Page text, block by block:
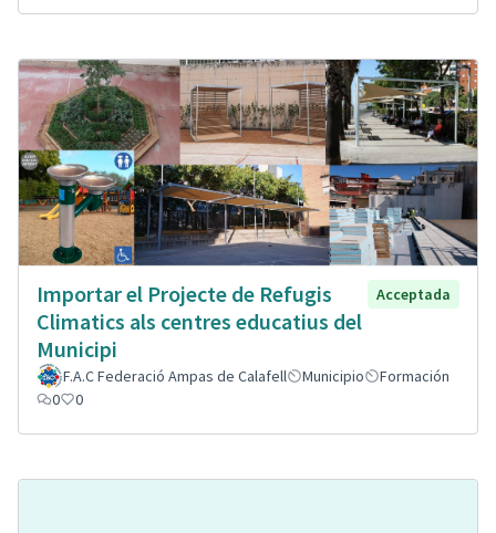
Importar el Projecte de Refugis
Climatics als centres educatius del
Municipi
Acceptada
F.A.C Federació Ampas de Calafell Municipio
Formación
0
0